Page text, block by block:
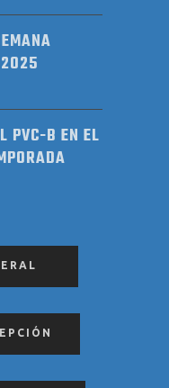
2025
PVC-B EN EL